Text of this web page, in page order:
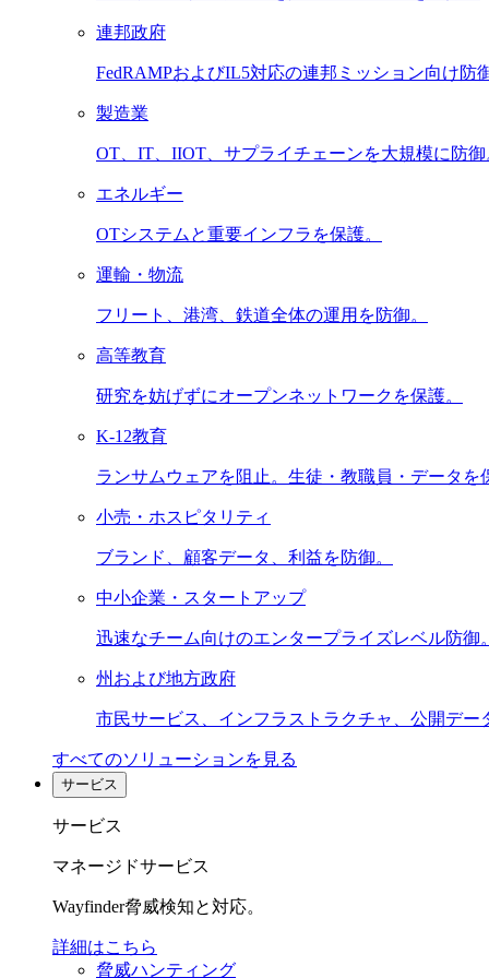
連邦政府
FedRAMPおよびIL5対応の連邦ミッション向け防御
製造業
OT、IT、IIOT、サプライチェーンを大規模に防御
エネルギー
OTシステムと重要インフラを保護。
運輸・物流
フリート、港湾、鉄道全体の運用を防御。
高等教育
研究を妨げずにオープンネットワークを保護。
K-12教育
ランサムウェアを阻止。生徒・教職員・データを
小売・ホスピタリティ
ブランド、顧客データ、利益を防御。
中小企業・スタートアップ
迅速なチーム向けのエンタープライズレベル防御。
州および地方政府
市民サービス、インフラストラクチャ、公開デー
すべてのソリューションを見る
サービス
サービス
マネージドサービス
Wayfinder脅威検知と対応。
詳細はこちら
脅威ハンティング